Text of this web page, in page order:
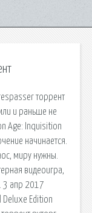
торрент
и раньше не
Age: Inquisition
начинается.
миру нужны.
видеоигра,
3 апр 2017
Deluxe Edition